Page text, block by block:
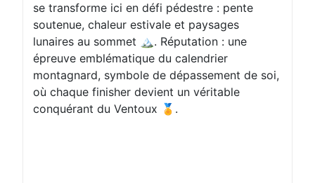
se transforme ici en défi pédestre : pente
soutenue, chaleur estivale et paysages
lunaires au sommet 🏔️. Réputation : une
épreuve emblématique du calendrier
montagnard, symbole de dépassement de soi,
où chaque finisher devient un véritable
conquérant du Ventoux 🏅.